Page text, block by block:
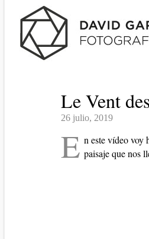
Le Vent
26 julio, 2019
E n este vídeo voy
paisaje que nos